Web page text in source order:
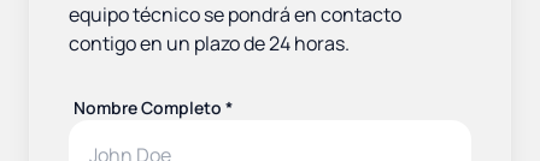
equipo técnico se pondrá en contacto
contigo en un plazo de 24 horas.
Nombre Completo *